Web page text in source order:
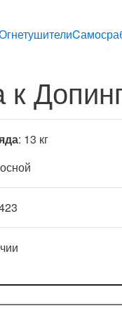
к
: 13 кг